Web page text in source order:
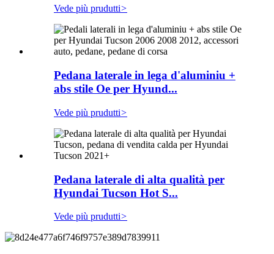
Vede più prudutti>
Pedana laterale in lega d'aluminiu +
abs stile Oe per Hyund...
Vede più prudutti>
Pedana laterale di alta qualità per
Hyundai Tucson Hot S...
Vede più prudutti>